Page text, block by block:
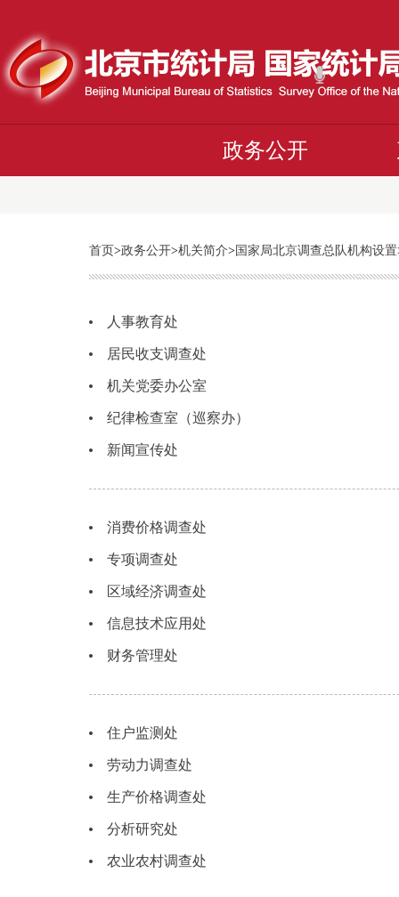
政务公开
首页>政务公开>机关简介> 国家局北京调查总队机构设置
人事教育处
居民收支调查处
机关党委办公室
纪律检查室（巡察办）
新闻宣传处
消费价格调查处
专项调查处
区域经济调查处
信息技术应用处
财务管理处
住户监测处
劳动力调查处
生产价格调查处
分析研究处
农业农村调查处